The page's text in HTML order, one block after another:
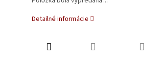
Detailné informácie